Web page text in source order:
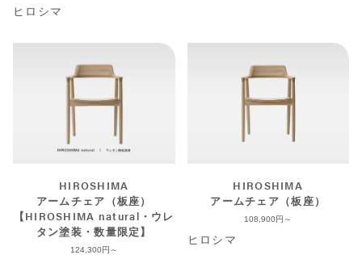
ヒロシマ
HIROSHIMA
アームチェア（板座）
【HIROSHIMA natural・ウレ
タン塗装・数量限定】
124,300
HIROSHIMA
アームチェア（板座）
108,900
ヒロシマ